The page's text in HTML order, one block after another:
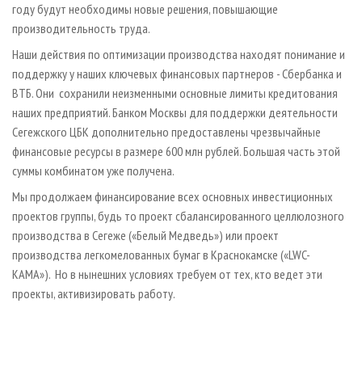
году будут необходимы новые решения, повышающие
производительность труда.
Наши действия по оптимизации производства находят понимание и
поддержку у наших ключевых финансовых партнеров - Сбербанка и
ВТБ. Они сохранили неизменными основные лимиты кредитования
наших предприятий. Банком Москвы для поддержки деятельности
Сегежского ЦБК дополнительно предоставлены чрезвычайные
финансовые ресурсы в размере 600 млн рублей. Большая часть этой
суммы комбинатом уже получена.
Мы продолжаем финансирование всех основных инвестиционных
проектов группы, будь то проект сбалансированного целлюлозного
производства в Сегеже («Белый Медведь») или проект
производства легкомелованных бумаг в Краснокамске («LWC-
KAMA»). Но в нынешних условиях требуем от тех, кто ведет эти
проекты, активизировать работу.